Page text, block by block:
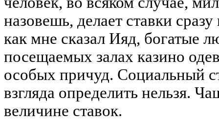
назовешь, делает ставки
как мне сказал Ияд, богатые
посещаемых залах казино
особых причуд. Социальный
взгляда определить нельзя.
величине ставок.